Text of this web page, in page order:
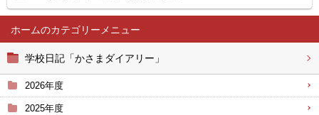
ホーム
学校日記「かさまダイアリー」
2026年度
2025年度